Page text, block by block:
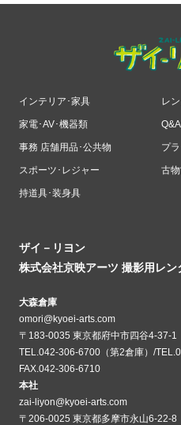
インテリア･家具
家電･AV･機器類
事務 店舗用品･公共物
スポーツ･レジャー
持道具･装身具
レ
Q&A
プ
古
ザイ－リヨン
株式会社京映アーツ 撮影用レン
大森倉庫
omori@kyoei-arts.com
〒183-0035 東京都府中市四谷4-37-1
TEL.042-306-6700（第2倉庫）/
FAX.042-306-6710
本社
zai-liyon@kyoei-arts.com
〒206-0025 東京都多摩市永山6-22-8